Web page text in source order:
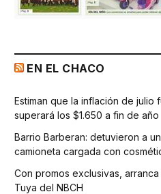
EN EL CHACO
Estiman que la inflación de
superará los $1.650 a fin de año
Barrio Barberan: detuvieron a
camioneta cargada con
Con promos exclusivas,
Tuya del NBCH